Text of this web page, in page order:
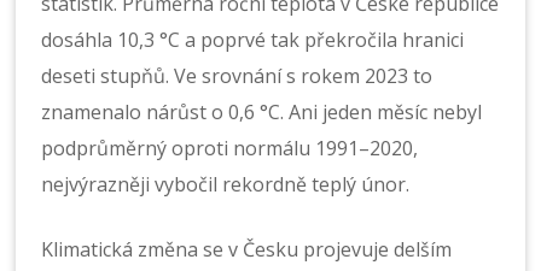
dosáhla 10,3 °C a poprvé tak překročila hranici
deseti stupňů. Ve srovnání s rokem 2023 to
znamenalo nárůst o 0,6 °C. Ani jeden měsíc nebyl
podprůměrný oproti normálu 1991–2020,
nejvýrazněji vybočil rekordně teplý únor.
Klimatická změna se v Česku projevuje delším